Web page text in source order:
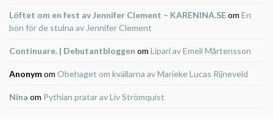
Löftet om en fest av Jennifer Clement – KARENINA.SEom En
bön för de stulna av Jennifer Clement
Continuare. | Debutantbloggen om Lipari av Emeli Mårtensson
Anonymom Obehaget om kvällarna av Marieke Lucas Rijneveld
Nina om Pythian pratar av Liv Strömquist